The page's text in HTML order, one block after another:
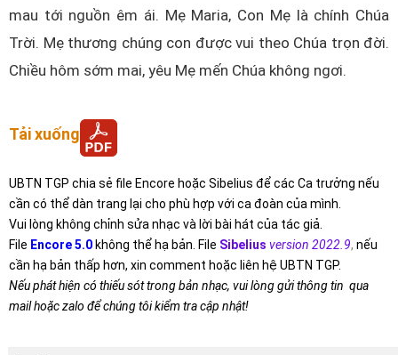
mau tới nguồn êm ái. Mẹ Maria, Con Mẹ là chính Chúa
Trời. Mẹ thương chúng con được vui theo Chúa trọn đời.
Chiều hôm sớm mai, yêu Mẹ mến Chúa không ngơi.
Tải xuống
UBTN TGP chia sẻ file Encore hoặc Sibelius để các Ca trưởng nếu
cần có thể dàn trang lại cho phù hợp với ca đoàn của mình.
Vui lòng không chỉnh sửa nhạc và lời bài hát của tác giả.
File Encore 5.0không thể hạ bản. File Sibelius version 2022.9, nếu
cần hạ bản thấp hơn, xin comment hoặc liên hệ UBTN TGP.
Nếu phát hiện có thiếu sót trong bản nhạc, vui lòng gửi thông tin qua
mail hoặc zalo để chúng tôi kiểm tra cập nhật!